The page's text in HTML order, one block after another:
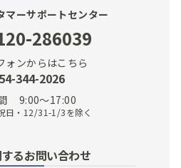
マーサポートセンター
286039
ォンからはこちら
344-2026
9:00～17:00
日・12/31-1/3を除く
るお問い合わせ